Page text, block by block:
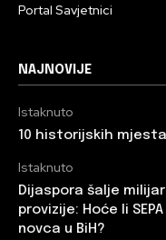
Portal Savjetnici
NAJNOVIJE
Istaknuto
10 historijskih
Istaknuto
Dijaspora šalje
provizije: Hoće li
novca u BiH?